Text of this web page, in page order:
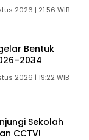
2026 | 21:56 WIB
Bentuk
2026 | 19:22 WIB
Sekolah
CCTV!